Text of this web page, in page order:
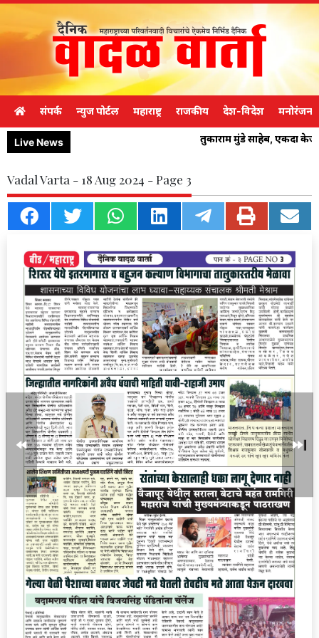
संपर्क न्युज पोर्टल महाराष्ट्र राजकीय देश-विदेश मनोरंजन
Live News तुकाराम मुंडे साहेब, एकदा केज
Vadal Varta - 18 Aug 2024 - Page 3